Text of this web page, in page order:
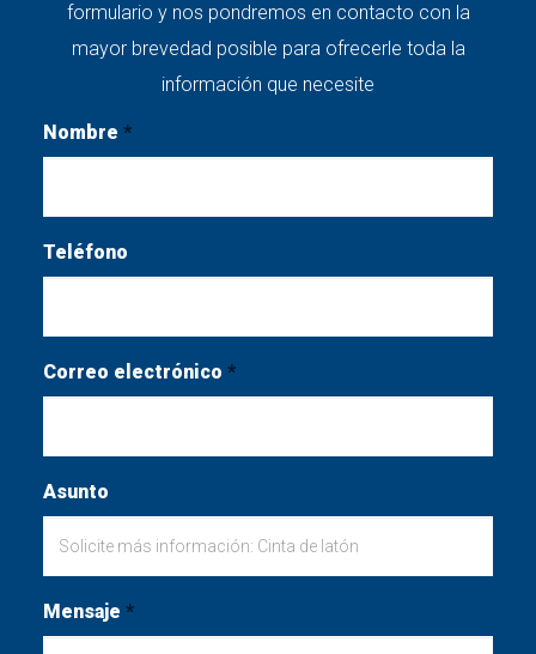
formulario y nos pondremos en contacto con la
mayor brevedad posible para ofrecerle toda la
información que necesite
Nombre *
Teléfono
Correo electrónico *
Asunto
Mensaje *